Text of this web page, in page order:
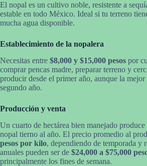
El nopal es un cultivo noble, resistente a
estable en todo México. Ideal si tu terreno
mucha agua disponible.
Establecimiento de la nopalera
Necesitas entre $8,000 y $15,000 pesos por
comprar pencas madre, preparar terreno y
producir desde el primer año, aunque la
segundo año.
Producción y venta
Un cuarto de hectárea bien manejado
nopal tierno al año. El precio promedio al
pesos por kilo, dependiendo de temporada y
anuales pueden ser de $24,000 a $75,000
principalmente los fines de semana.